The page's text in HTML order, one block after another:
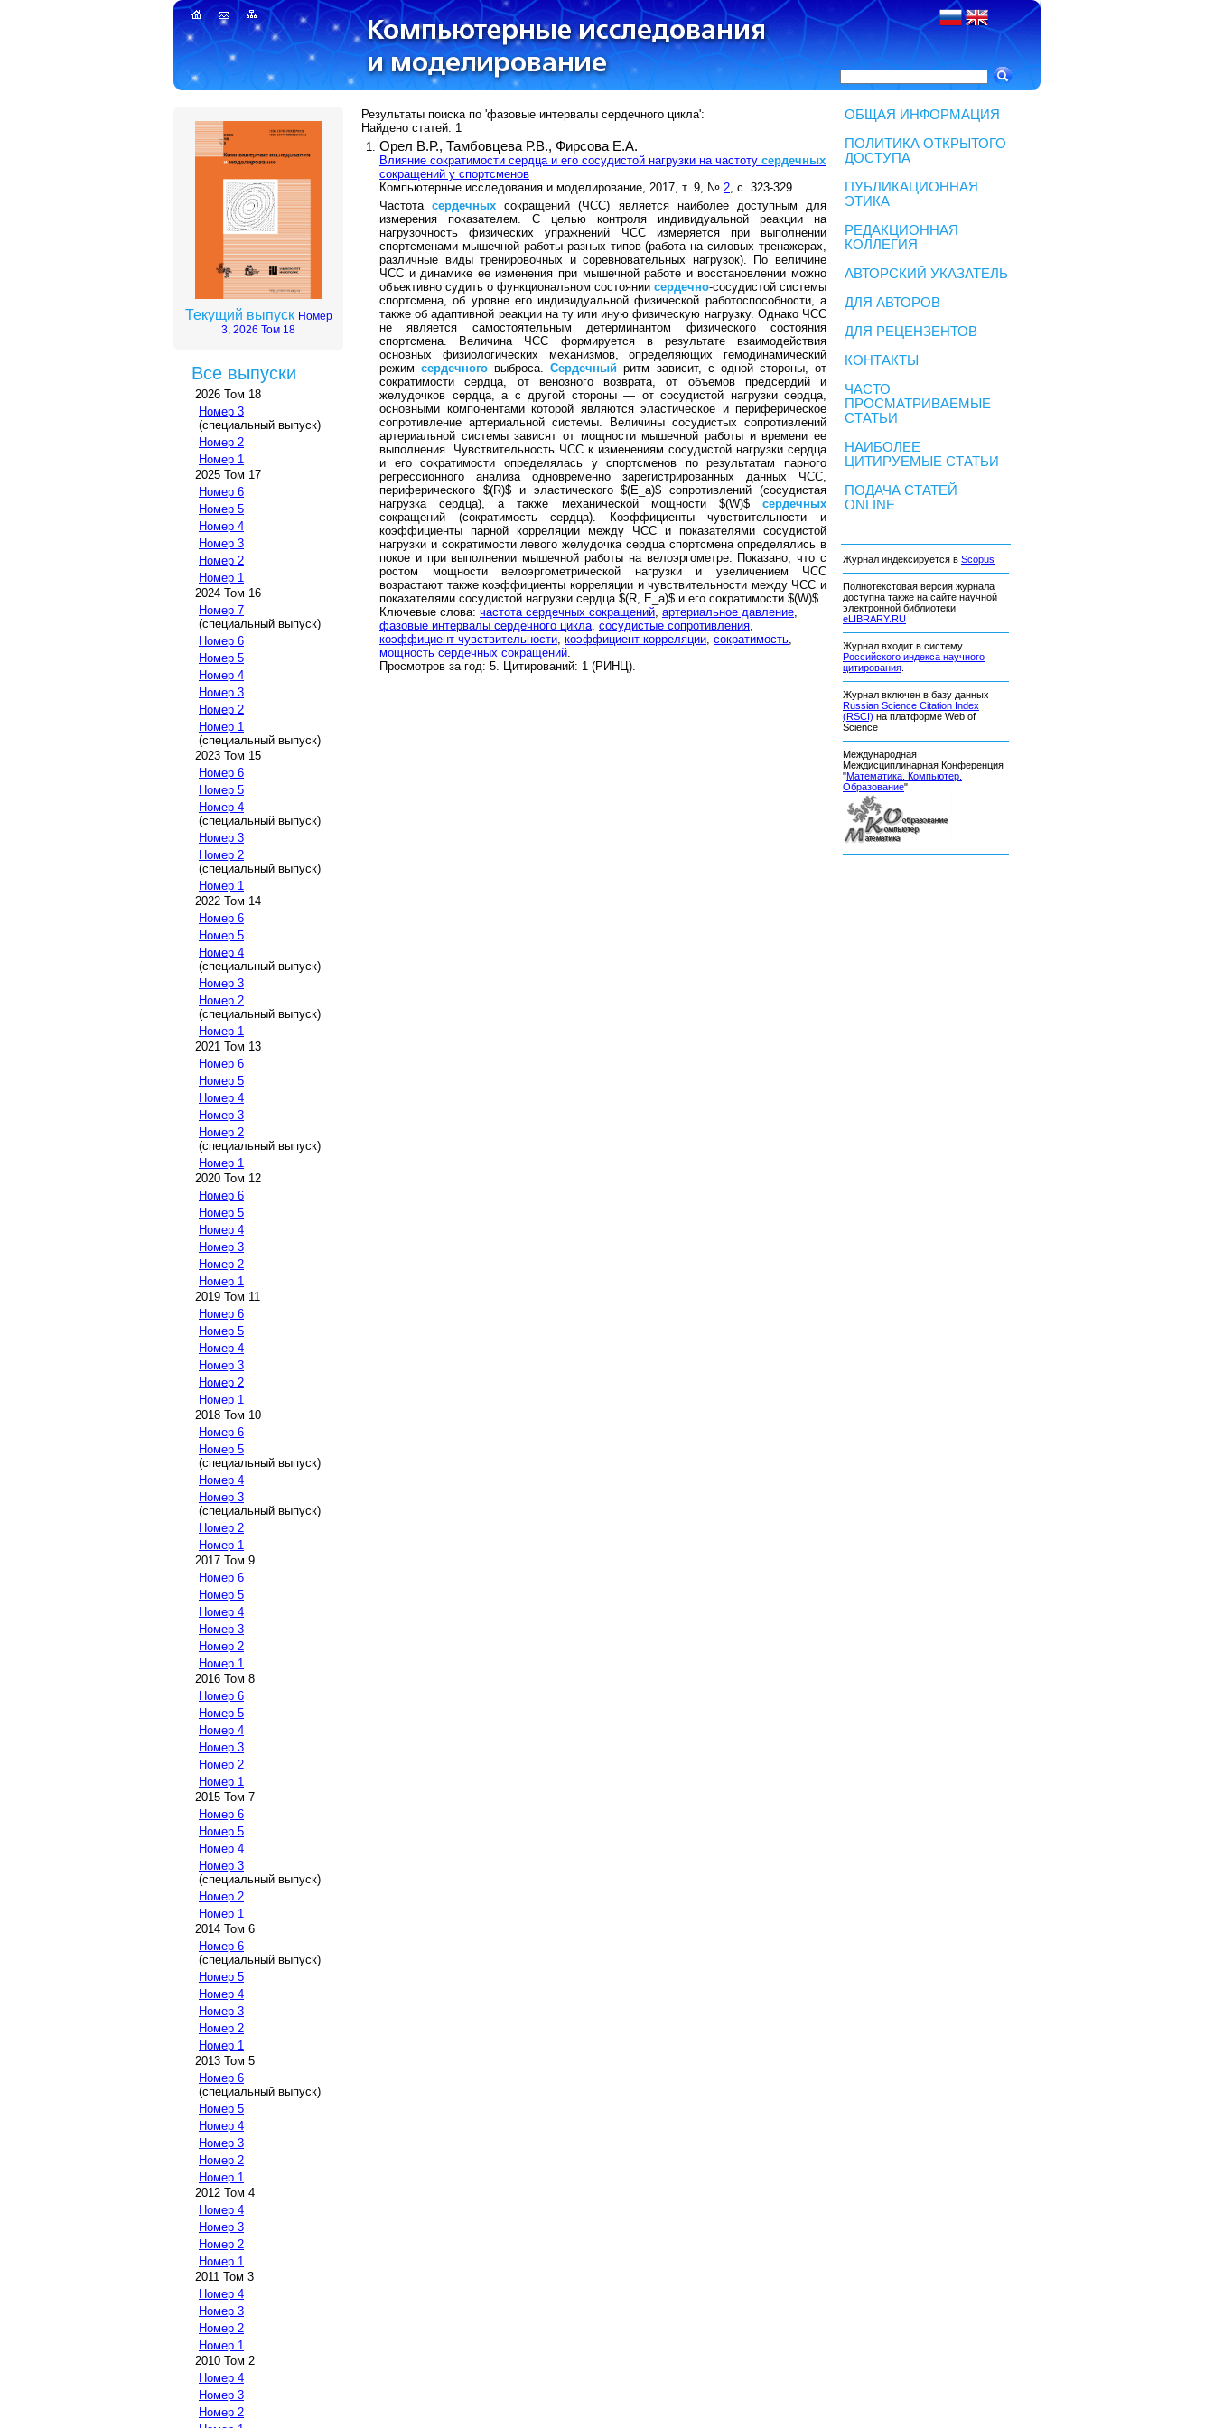
Текущий выпуск Номер
3, 2026 Том 18
Все выпуски
2026 Том 18
Номер 3
(специальный выпуск)
Номер 2
Номер 1
2025 Том 17
Номер 6
Номер 5
Номер 4
Номер 3
Номер 2
Номер 1
2024 Том 16
Номер 7
(специальный выпуск)
Номер 6
Номер 5
Номер 4
Номер 3
Номер 2
Номер 1
(специальный выпуск)
2023 Том 15
Номер 6
Номер 5
Номер 4
(специальный выпуск)
Номер 3
Номер 2
(специальный выпуск)
Номер 1
2022 Том 14
Номер 6
Номер 5
Номер 4
(специальный выпуск)
Номер 3
Номер 2
(специальный выпуск)
Номер 1
2021 Том 13
Номер 6
Номер 5
Номер 4
Номер 3
Номер 2
(специальный выпуск)
Номер 1
2020 Том 12
Номер 6
Номер 5
Номер 4
Номер 3
Номер 2
Номер 1
2019 Том 11
Номер 6
Номер 5
Номер 4
Номер 3
Номер 2
Номер 1
2018 Том 10
Номер 6
Номер 5
(специальный выпуск)
Номер 4
Номер 3
(специальный выпуск)
Номер 2
Номер 1
2017 Том 9
Номер 6
Номер 5
Номер 4
Номер 3
Номер 2
Номер 1
2016 Том 8
Номер 6
Номер 5
Номер 4
Номер 3
Номер 2
Номер 1
2015 Том 7
Номер 6
Номер 5
Номер 4
Номер 3
(специальный выпуск)
Номер 2
Номер 1
2014 Том 6
Номер 6
(специальный выпуск)
Номер 5
Номер 4
Номер 3
Номер 2
Номер 1
2013 Том 5
Номер 6
(специальный выпуск)
Номер 5
Номер 4
Номер 3
Номер 2
Номер 1
2012 Том 4
Номер 4
Номер 3
Номер 2
Номер 1
2011 Том 3
Номер 4
Номер 3
Номер 2
Номер 1
2010 Том 2
Номер 4
Номер 3
Номер 2
Результаты поиска по 'фазовые интервалы сердечного цикла':
Найдено статей: 1
Орел В.Р., Тамбовцева Р.В., Фирсова Е.А.
Влияние сократимости сердца и его сосудистой нагрузки на частоту сердечных
сокращений у спортсменов
Компьютерные исследования и моделирование, 2017, т. 9, № 2, с. 323-329
Частотасердечных сокращений (ЧСС) является наиболее доступным для
измерения показателем. С целью контроля индивидуальной реакции на
нагрузочность физических упражнений ЧСС измеряется при выполнении
спортсменами мышечной работы разных типов (работа на силовых тренажерах,
различные виды тренировочных и соревновательных нагрузок). По величине
ЧСС и динамике ее изменения при мышечной работе и восстановлении можно
объективно судить о функциональном состоянии сердечно-сосудистой системы
спортсмена, об уровне его индивидуальной физической работоспособности, а
также об адаптивной реакции на ту или иную физическую нагрузку. Однако ЧСС
не является самостоятельным детерминантом физического состояния
спортсмена. Величина ЧСС формируется в результате взаимодействия
основных физиологических механизмов, определяющих гемодинамический
режимсердечного выброса.Сердечный ритм зависит, с одной стороны, от
сократимости сердца, от венозного возврата, от объемов предсердий и
желудочков сердца, а с другой стороны — от сосудистой нагрузки сердца,
основными компонентами которой являются эластическое и периферическое
сопротивление артериальной системы. Величины сосудистых сопротивлений
артериальной системы зависят от мощности мышечной работы и времени ее
выполнения. Чувствительность ЧСС к изменениям сосудистой нагрузки сердца
и его сократимости определялась у спортсменов по результатам парного
регрессионного анализа одновременно зарегистрированных данных ЧСС,
периферического $(R)$ и эластического $(E_a)$ сопротивлений (сосудистая
нагрузка сердца), а также механической мощности $(W)$ сердечных
сокращений (сократимость сердца). Коэффициенты чувствительности и
коэффициенты парной корреляции между ЧСС и показателями сосудистой
нагрузки и сократимости левого желудочка сердца спортсмена определялись в
покое и при выполнении мышечной работы на велоэргометре. Показано, что с
ростом мощности велоэргометрической нагрузки и увеличением ЧСС
возрастают также коэффициенты корреляции и чувствительности между ЧСС и
показателями сосудистой нагрузки сердца $(R, E_a)$ и его сократимости $(W)$.
Ключевые слова: частота сердечных сокращений, артериальное давление,
фазовые интервалы сердечного цикла, сосудистые сопротивления,
коэффициент чувствительности, коэффициент корреляции, сократимость,
мощность сердечных сокращений.
Просмотров за год: 5. Цитирований: 1 (РИНЦ).
ОБЩАЯ ИНФОРМАЦИЯ
ПОЛИТИКА ОТКРЫТОГО
ДОСТУПА
ПУБЛИКАЦИОННАЯ
ЭТИКА
РЕДАКЦИОННАЯ
КОЛЛЕГИЯ
АВТОРСКИЙ УКАЗАТЕЛЬ
ДЛЯ АВТОРОВ
ДЛЯ РЕЦЕНЗЕНТОВ
КОНТАКТЫ
ЧАСТО
ПРОСМАТРИВАЕМЫЕ
СТАТЬИ
НАИБОЛЕЕ
ЦИТИРУЕМЫЕ СТАТЬИ
ПОДАЧА СТАТЕЙ
ONLINE
Журнал индексируется в Scopus
Полнотекстовая версия журнала
доступна также на сайте научной
электронной библиотеки
eLIBRARY.RU
Журнал входит в систему
Российского индекса научного
цитирования
Журнал включен в базу данных
Russian Science Citation Index
(RSCI) на платформе Web of
Science
Международная
Междисциплинарная Конференция
"Математика. Компьютер.
Образование"